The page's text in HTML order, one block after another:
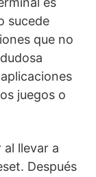
sucede
que no
juegos o
al llevar a
Después